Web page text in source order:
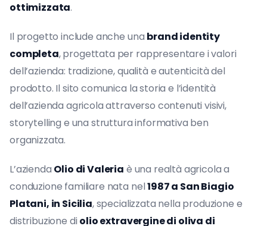
ottimizzata.
Il progetto include anche una brand identity
completa, progettata per rappresentare i valori
dell’azienda: tradizione, qualità e autenticità del
prodotto. Il sito comunica la storia e l’identità
dell’azienda agricola attraverso contenuti visivi,
storytelling e una struttura informativa ben
organizzata.
L’azienda Olio di Valeria è una realtà agricola a
conduzione familiare nata nel1987 a San Biagio
Platani, in Sicilia, specializzata nella produzione e
distribuzione di olio extravergine di oliva di